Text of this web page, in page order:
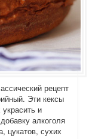
рецепт
Эти кексы
и
алкоголя
цукатов, сухих